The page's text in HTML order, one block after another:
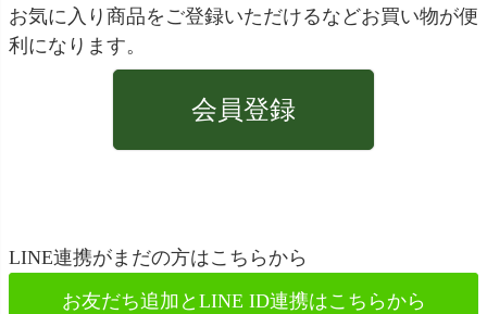
お気に入り商品をご登録いただけるなどお買い物が便
利になります。
会員登録
LINE連携がまだの方はこちらから
お友だち追加とLINE ID連携はこちらから